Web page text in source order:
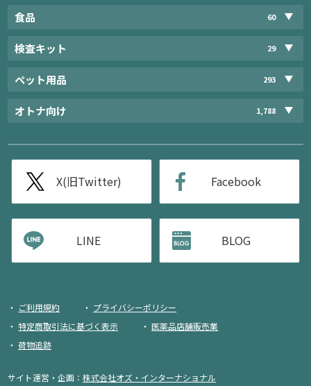
食品 60
検査キット 29
ペット用品 293
オトナ向け 1,788
X(旧Twitter) Facebook
LINE BLOG
ご利用規約
プライバシーポリシー
特定商取引法に基づく表示
医薬品店舗販売業
荷物追跡
サイト運営・企画：株式会社オズ・インターナショナル